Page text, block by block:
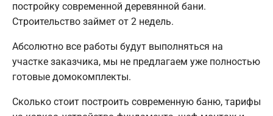
постройку современной деревянной бани.
Строительство займет от 2 недель.
Абсолютно все работы будут выполняться на
участке заказчика, мы не предлагаем уже полностью
готовые домокомплекты.
Сколько стоит построить современную баню, тарифы